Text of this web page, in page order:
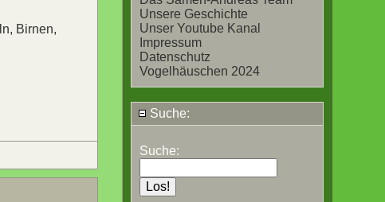
Unsere Geschichte
Unser Youtube Kanal
Impressum
Datenschutz
Vogelhäuschen 2024
Suche:
Suche:
Birnen,